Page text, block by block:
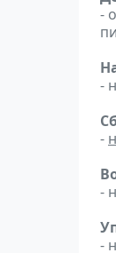
-
-
-
-
-